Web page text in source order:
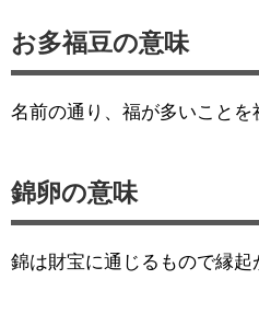
お多福豆の意味
名前の通り、福が多いことを
錦卵の意味
錦は財宝に通じるもので縁起